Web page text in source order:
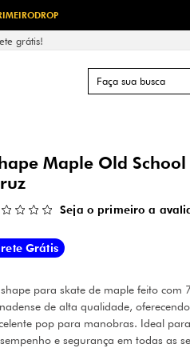
grátis!
Maple Old
Seja o primeiro a
Grátis
para skate de maple feito com
de alta qualidade,
pop para manobras. Ideal
e segurança em todas as